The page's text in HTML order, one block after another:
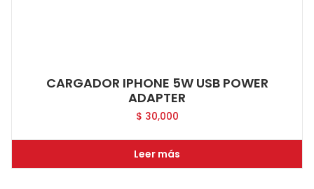
CARGADOR IPHONE 5W USB POWER
ADAPTER
$ 30,000
Leer más